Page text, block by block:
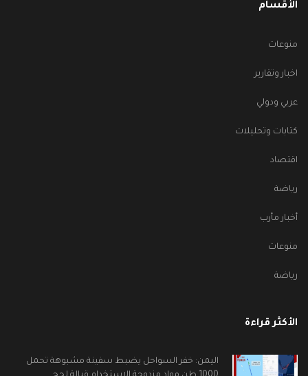
الأقسام
منوعات
اخبار وتقارير
عربي ودولي
كتابات وتحليلات
اقتصاد
رياضة
أخبار مأرب
منوعات
رياضة
الأكثر قراءة
اليمن: خفر السواحل يضبط سفينة مشبوهة تحمل